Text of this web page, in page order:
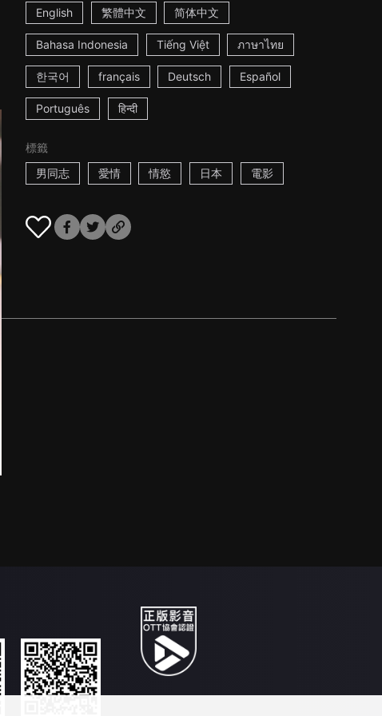
English 繁體中文 简体中文
Bahasa Indonesia Tiếng Việt ภาษาไทย
한국어 français Deutsch Español
Português हिन्दी
標籤
男同志
愛情 情慾 日本 電影